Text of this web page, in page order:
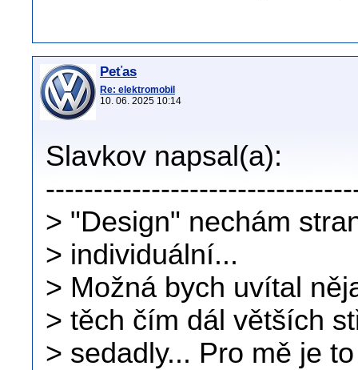
Peťas
Re: elektromobil
10. 06. 2025 10:14
Slavkov napsal(a):
> "Design" nechám
> individuální...
> Možná bych uvítal
> těch čím dál větších
> sedadly... Pro mě je